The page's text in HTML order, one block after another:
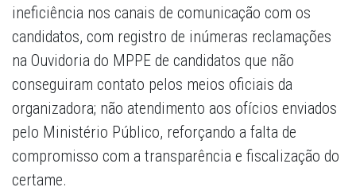
ineficiência nos canais de comunicação com os
candidatos, com registro de inúmeras reclamações
na Ouvidoria do MPPE de candidatos que não
conseguiram contato pelos meios oficiais da
organizadora; não atendimento aos ofícios enviados
pelo Ministério Público, reforçando a falta de
compromisso com a transparência e fiscalização do
certame.